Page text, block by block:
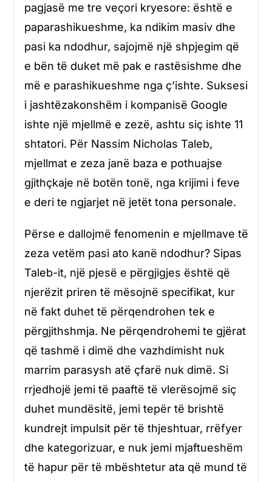
pagjasë me tre veçori kryesore: është e
paparashikueshme, ka ndikim masiv dhe
pasi ka ndodhur, sajojmë një shpjegim që
e bën të duket më pak e rastësishme dhe
më e parashikueshme nga ç’ishte. Suksesi
i jashtëzakonshëm i kompanisë Google
ishte një mjellmë e zezë, ashtu siç ishte 11
shtatori. Për Nassim Nicholas Taleb,
mjellmat e zeza janë baza e pothuajse
gjithçkaje në botën tonë, nga krijimi i feve
e deri te ngjarjet në jetët tona personale.
Përse e dallojmë fenomenin e mjellmave të
zeza vetëm pasi ato kanë ndodhur? Sipas
Taleb-it, një pjesë e përgjigjes është që
njerëzit priren të mësojnë specifikat, kur
në fakt duhet të përqendrohen tek e
përgjithshmja. Ne përqendrohemi te gjërat
që tashmë i dimë dhe vazhdimisht nuk
marrim parasysh atë çfarë nuk dimë. Si
rrjedhojë jemi të paaftë të vlerësojmë siç
duhet mundësitë, jemi tepër të brishtë
kundrejt impulsit për të thjeshtuar, rrëfyer
dhe kategorizuar, e nuk jemi mjaftueshëm
të hapur për të mbështetur ata që mund të